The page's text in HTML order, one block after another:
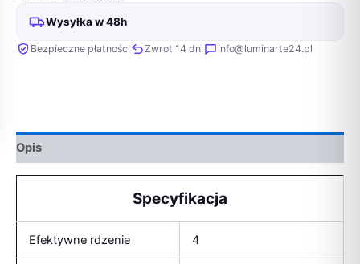
Wysyłka w 48h
Bezpieczne płatności Zwrot 14 dni info@luminarte24.pl
Opis
Specyfikacja
Efektywne rdzenie 4